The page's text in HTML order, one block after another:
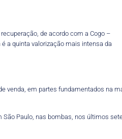
de acordo com a Cogo –
a quinta valorização mais intensa da
venda, em partes fundamentados na
São Paulo, nas bombas, nos últimos